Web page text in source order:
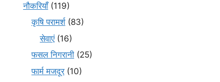
नौकरियाँ(119)
कृषि परामर्श(83)
सेवाएं(16)
फसल निगरानी (25)
फार्म मजदूर(10)